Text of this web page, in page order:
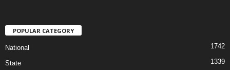
POPULAR CATEGORY
National 1742
State 1339